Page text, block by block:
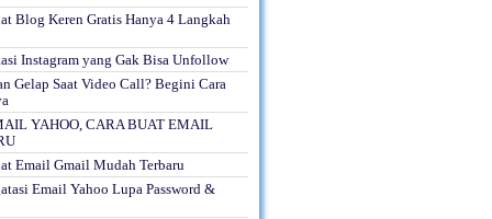
Blog Keren Gratis Hanya 4 Langkah
Instagram yang Gak Bisa Unfollow
Gelap Saat Video Call? Begini Cara
YAHOO, CARA BUAT EMAIL
Email Gmail Mudah Terbaru
Email Yahoo Lupa Password &